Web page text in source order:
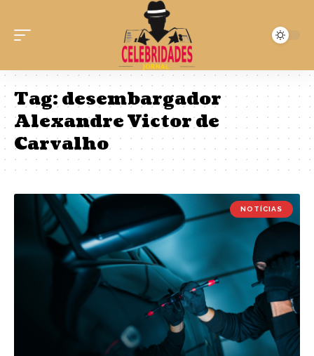
Tag:desembargador
Alexandre Victor de
Carvalho
NOTÍCIAS